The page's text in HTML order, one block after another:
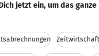
jetzt ein, um das
Zeitwirtschaft